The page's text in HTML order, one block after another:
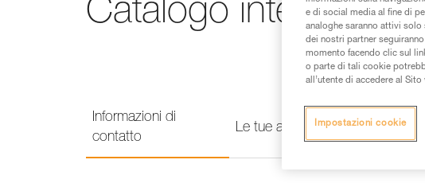
Catalogo interattivo
Informazioni di
contatto
Le tue attività Lingua
e di social media al fine di
analoghe saranno attivi solo
dei nostri partner
momento facendo clic sul
o parte di tali cookie
all’utente di accedere al Sito
Impostazioni cookie